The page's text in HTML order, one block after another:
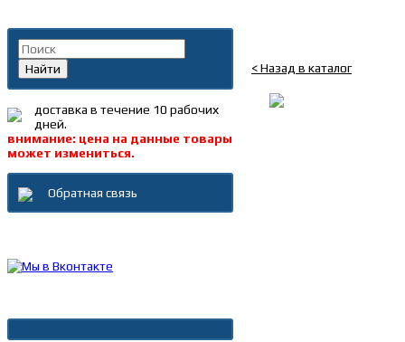
< Назад в каталог
Найти
доставка в течение 10 рабочих
дней.
внимание: цена на данные товары
может измениться.
Обратная связь